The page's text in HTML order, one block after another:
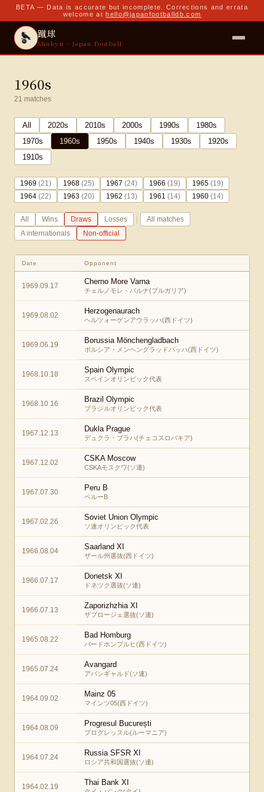
BETA — Data is accurate but incomplete. Corrections and errata
welcome at hello@japanfootballdb.com
蹴球
Shukyu · Japan Football
1960s
21 matches
All 2020s 2010s 2000s 1990s 1980s
1970s 1960s 1950s 1940s 1930s 1920s
1910s
1969 (21) 1968 (25) 1967 (24) 1966 (19) 1965 (19)
1964 (22) 1963 (20) 1962 (13) 1961 (14) 1960 (14)
All Wins Draws Losses |
All matches
A internationals
Non-official
Date Opponent
1969.09.17 Cherno More Varna
チェルノモレ・バルナ(ブルガリア)
1969.08.02 Herzogenaurach
ヘルツォーゲンアウラッハ(西ドイツ)
1969.06.19 Borussia Mönchengladbach
ボルシア・メンヘングラッドバッハ(西ドイツ)
1968.10.18 Spain Olympic
スペインオリンピック代表
1968.10.16 Brazil Olympic
ブラジルオリンピック代表
1967.12.13 Dukla Prague
デュクラ・プラハ(チェコスロバキア)
1967.12.02 CSKA Moscow
CSKAモスクワ(ソ連)
1967.07.30 Peru B
ペルーB
1967.02.26 Soviet Union Olympic
ソ連オリンピック代表
1966.08.04 Saarland XI
ザール州選抜(西ドイツ)
1966.07.17 Donetsk XI
ドネツク選抜(ソ連)
1966.07.13 Zaporizhzhia XI
ザプロージェ選抜(ソ連)
1965.08.22 Bad Homburg
バードホンブルヒ(西ドイツ)
1965.07.24 Avangard
アバンギャルド(ソ連)
1964.09.02 Mainz 05
マインツ05(西ドイツ)
1964.08.09 Progresul București
プログレッスル(ルーマニア)
1964.07.24 Russia SFSR XI
ロシア共和国選抜(ソ連)
1964.02.19 Thai Bank XI